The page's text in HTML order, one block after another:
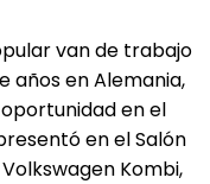
van de trabajo
años en Alemania,
en el
en el Salón
Kombi,